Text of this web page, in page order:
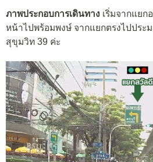
ภาพประกอบการเดินทาง เริ่มจากแยก
หน้าไปพร้อมพงษ์ จากแยกตรงไปประ
สุขุมวิท 39 ค่ะ